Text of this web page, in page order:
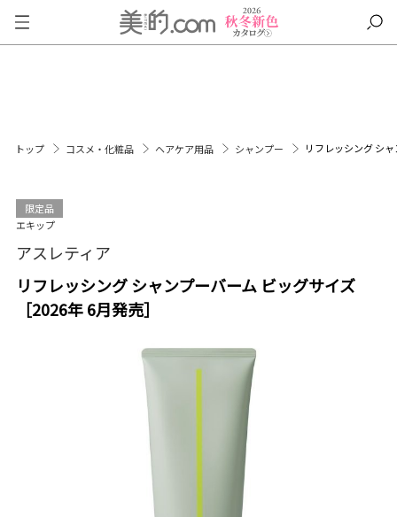
トップ コスメ・化粧品 ヘアケア用品 シャンプー リフレッシング シ
限定品
エキップ
アスレティア
リフレッシング シャンプーバーム ビッグサイズ
［2026年 6月発売］